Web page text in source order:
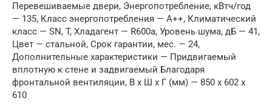
Перевешиваемые двери, Энергопотребление, кВтч/год
— 135, Класс энергопотребления — А++, Климатический
класс — SN, T, Хладагент — R600a, Уровень шума, дБ — 41,
Цвет — стальной, Срок гарантии, мес. — 24,
Дополнительные характеристики — Придвигаемый
вплотную к стене и задвигаемый Благодаря
фронтальной вентиляции, В x Ш x Г (мм) — 850 x 602 x
610